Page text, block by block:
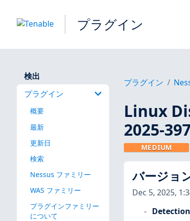
プラグイン
検出
プラグイン
概要
最新
更新日
検索
Nessus ファミリー
WAS ファミリー
プラグインファミリー
について
プラグイン
Linux
2025-
MEDIUM
バージョ
Dec 5, 2025,
Detection